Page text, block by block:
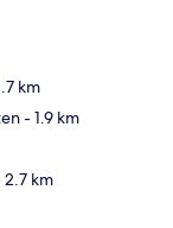
km
- 1.9 km
2.7 km